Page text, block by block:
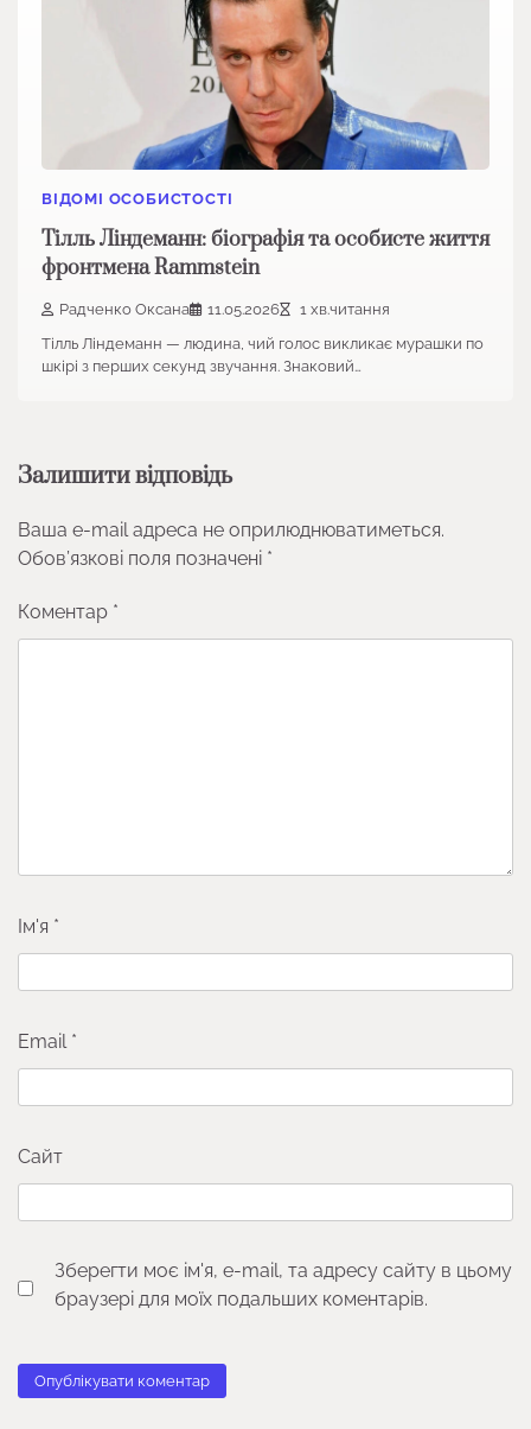
ВІДОМІ ОСОБИСТОСТІ
Тілль Ліндеманн: біографія та особисте життя
фронтмена Rammstein
Радченко Оксана 11.05.2026
1 хв.читання
Тілль Ліндеманн — людина, чий голос викликає мурашки по
шкірі з перших секунд звучання. Знаковий…
Залишити відповідь
Ваша e-mail адреса не оприлюднюватиметься.
Обов’язкові поля позначені *
Коментар *
Ім'я *
Email *
Сайт
Зберегти моє ім'я, e-mail, та адресу сайту в цьому
браузері для моїх подальших коментарів.